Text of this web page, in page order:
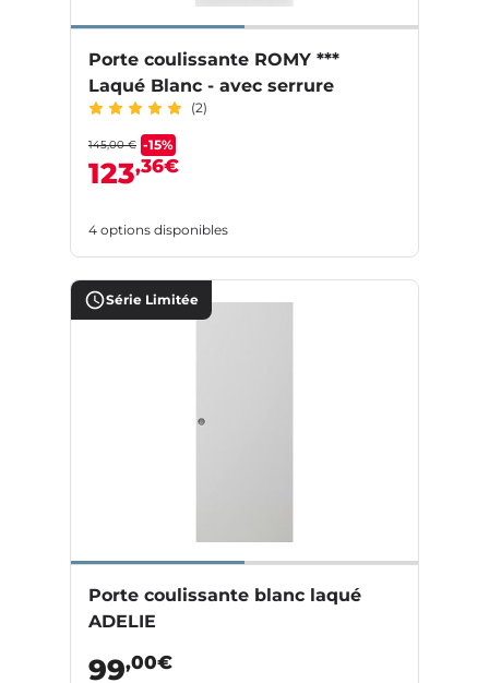
Porte coulissante ROMY ***
Laqué Blanc - avec serrure
(2)
145,00 € -15%
123,36€
4 options disponibles
Série Limitée
Porte coulissante blanc laqué
ADELIE
99,00€